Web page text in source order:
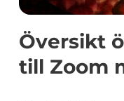
Översikt
till Zoom